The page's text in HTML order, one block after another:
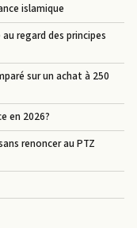
islamique
regard des principes
sur un achat à 250
en 2026?
renoncer au PTZ